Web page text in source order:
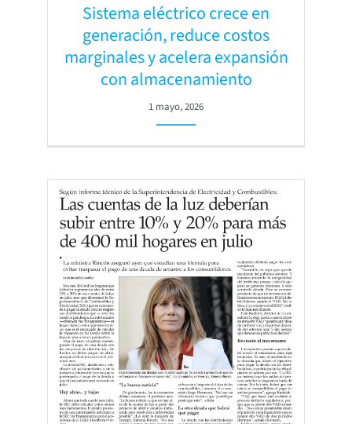
Sistema eléctrico crece en
generación, reduce costos
marginales y acelera expansión
con almacenamiento
1 mayo, 2026